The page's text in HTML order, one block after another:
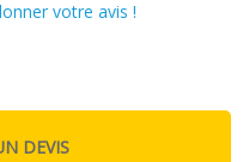
votre avis !